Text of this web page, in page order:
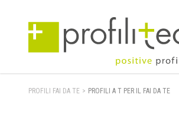
PROFILI FAI DA TE > PROFILI A T PER IL FAI DA TE